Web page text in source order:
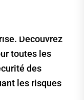
de la
Découvrez
toutes les
des
les risques